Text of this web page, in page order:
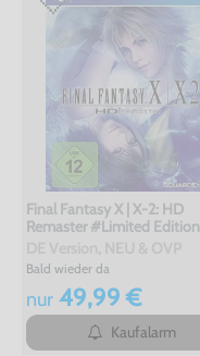
Final Fantasy X | X-2: HD
Remaster #Limited Edition
Bald wieder da
nur49,99 €
Kaufalarm